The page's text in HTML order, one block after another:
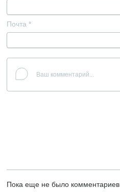
Почта *
Пока еще не было комментариев